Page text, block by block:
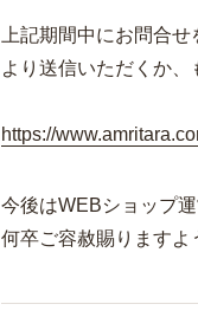
上記期間中にお問合
より送信いただくか、
https://
今後はWEBショップ
何卒ご容赦賜りますよ